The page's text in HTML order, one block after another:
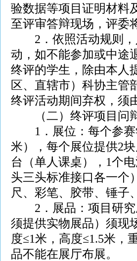
验数据等项目证明材料
至评审答辩现场，评委
2．依照活动规则，
动，如不能参加或中途
终评的学生，除由本人
区、直辖市）科协主管
终评活动期间弃权，须
（二）终评项目问
1．展位：每个参赛
米），每个展位提供2
台（单人课桌），1个
头三头标准接口各一个
尺、彩笔、胶带、锤子
2．展品：项目研究
须提供实物展品）须现
度≤1米，高度≤1.5米，
品不能在展厅布展。